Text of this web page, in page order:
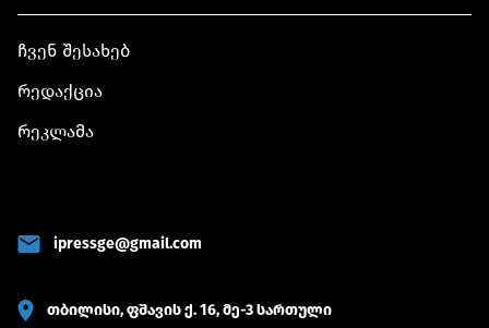
ჩვენ შესახებ
რედაქცია
რეკლამა
ipressge@gmail.com
თბილისი, ფშავის ქ. 16, მე-3 სართული